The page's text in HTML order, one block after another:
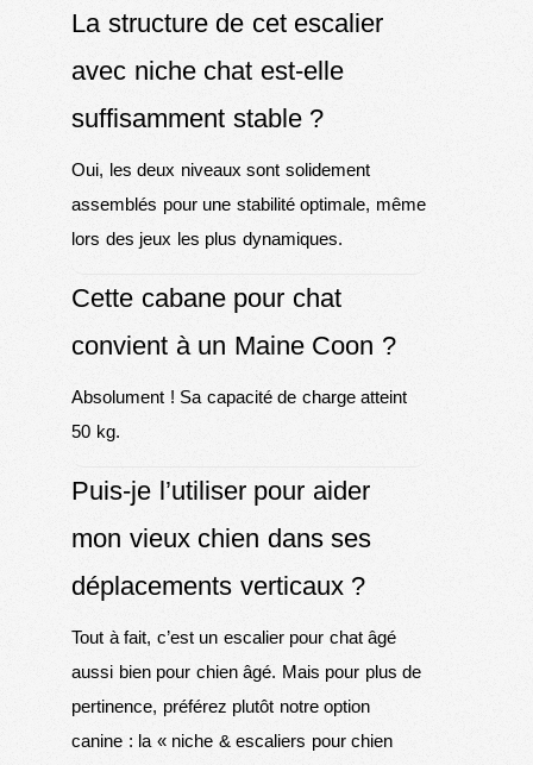
La structure de cet escalier
avec niche chat est-elle
suffisamment stable ?
Oui, les deux niveaux sont solidement
assemblés pour une stabilité optimale, même
lors des jeux les plus dynamiques.
Cette cabane pour chat
convient à un Maine Coon ?
Absolument ! Sa capacité de charge atteint
50 kg.
Puis-je l’utiliser pour aider
mon vieux chien dans ses
déplacements verticaux ?
Tout à fait, c’est un escalier pour chat âgé
aussi bien pour chien âgé. Mais pour plus de
pertinence, préférez plutôt notre option
canine : la « niche & escaliers pour chien